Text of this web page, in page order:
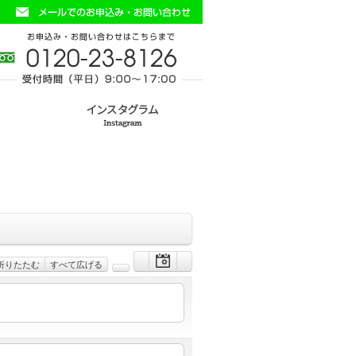
りたたむ すべて広げる